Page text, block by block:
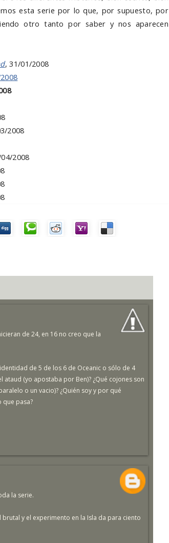
esta serie por lo que, por supuesto, por
otro tanto por saber y nos aparecen
, 31/01/2008
2008
2008
de 24, en 16 no creo que la
de 5 de los 6 de Oceanic o sólo de 4
ataud (yo apostaba por Ben)? ¿Qué cojones son
o un vacio)? ¿Quién soy y por qué
que pasa?
la serie.
y el experimento en la Isla da para ciento